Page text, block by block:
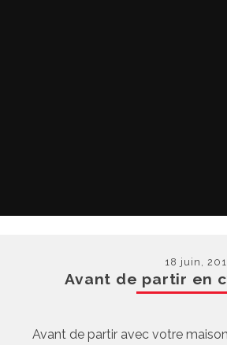
18 juin,
Avant de partir en
Avant de partir avec votre